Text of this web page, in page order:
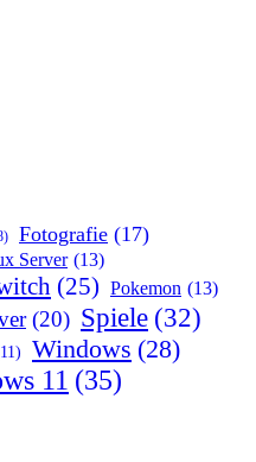
Fotografie (17)
Server (13)
(25) Pokemon (13)
(20) Spiele (32)
Windows (28)
11 (35)